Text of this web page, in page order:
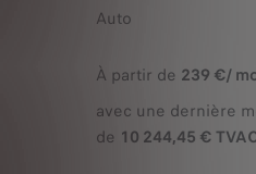
Auto
À partir de 239 €/
avec une dernière
de 10 244,45 €